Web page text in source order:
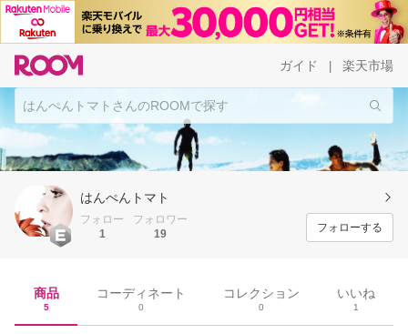
ガイド 楽天市場
はんぺんトマト
フォロー
1
フォロワー
19
フォローする
商品
5
コーディネート
0
コレクション
0
いいね
1